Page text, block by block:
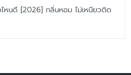
หนดี [2026] กลิ่นหอม ไม่เหนียวติด